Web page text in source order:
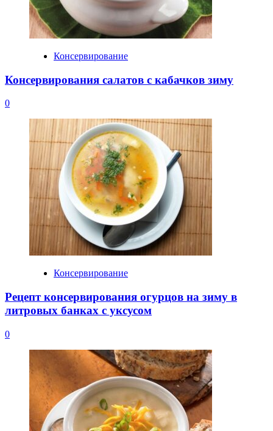
Консервирование
Консервирования салатов с кабачков зиму
0
Консервирование
Рецепт консервирования огурцов на зиму в
литровых банках с уксусом
0